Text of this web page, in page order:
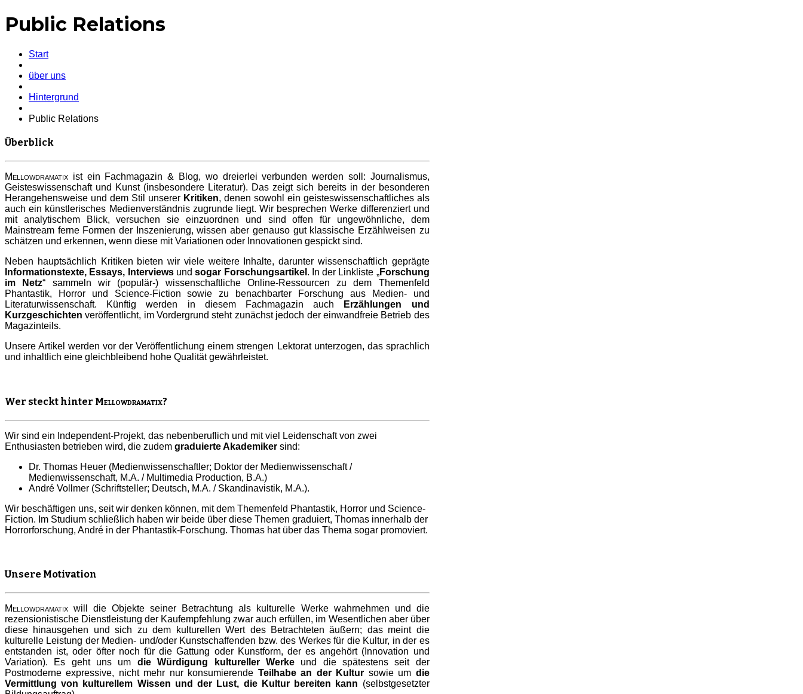
Public Relations
Start
über uns
Hintergrund
Public Relations
Überblick
Mellowdramatix ist ein Fachmagazin & Blog, wo dreierlei verbunden werden soll: Journalismus,
Geisteswissenschaft und Kunst (insbesondere Literatur). Das zeigt sich bereits in der besonderen
Herangehensweise und dem Stil unserer Kritiken, denen sowohl ein geisteswissenschaftliches als
auch ein künstlerisches Medienverständnis zugrunde liegt. Wir besprechen Werke differenziert und
mit analytischem Blick, versuchen sie einzuordnen und sind offen für ungewöhnliche, dem
Mainstream ferne Formen der Inszenierung, wissen aber genauso gut klassische Erzählweisen zu
schätzen und erkennen, wenn diese mit Variationen oder Innovationen gespickt sind.
Neben hauptsächlich Kritiken bieten wir viele weitere Inhalte, darunter wissenschaftlich geprägte
Informationstexte, Essays, Interviewsundsogar Forschungsartikel . In der Linkliste „Forschung
im Netz“ sammeln wir (populär-) wissenschaftliche Online-Ressourcen zu dem Themenfeld
Phantastik, Horror und Science-Fiction sowie zu benachbarter Forschung aus Medien- und
Literaturwissenschaft. Künftig werden in diesem Fachmagazin auch
Erzählungen und
Kurzgeschichten veröffentlicht, im Vordergrund steht zunächst jedoch der einwandfreie Betrieb des
Magazinteils.
Unsere Artikel werden vor der Veröffentlichung einem strengen Lektorat unterzogen, das sprachlich
und inhaltlich eine gleichbleibend hohe Qualität gewährleistet.
Wer steckt hinter Mellowdramatix?
Wir sind ein Independent-Projekt, das nebenberuflich und mit viel Leidenschaft von zwei
Enthusiasten betrieben wird, die zudem graduierte Akademiker sind:
Dr. Thomas Heuer (Medienwissenschaftler; Doktor der Medienwissenschaft /
Medienwissenschaft, M.A. / Multimedia Production, B.A.)
André Vollmer (Schriftsteller; Deutsch, M.A. / Skandinavistik, M.A.).
Wir beschäftigen uns, seit wir denken können, mit dem Themenfeld Phantastik, Horror und Science-
Fiction. Im Studium schließlich haben wir beide über diese Themen graduiert, Thomas innerhalb der
Horrorforschung, André in der Phantastik-Forschung. Thomas hat über das Thema sogar promoviert.
Unsere Motivation
Mellowdramatix will die Objekte seiner Betrachtung als kulturelle Werke wahrnehmen und die
rezensionistische Dienstleistung der Kaufempfehlung zwar auch erfüllen, im Wesentlichen aber über
diese hinausgehen und sich zu dem kulturellen Wert des Betrachteten äußern; das meint die
kulturelle Leistung der Medien- und/oder Kunstschaffenden bzw. des Werkes für die Kultur, in der es
entstanden ist, oder öfter noch für die Gattung oder Kunstform, der es angehört (Innovation und
Variation). Es geht uns um die Würdigung kultureller Werkeund die spätestens seit der
Postmoderne expressive, nicht mehr nur konsumierende Teilhabe an der Kultur sowie um die
Vermittlung von kulturellem Wissen und der Lust, die Kultur bereiten kann (selbstgesetzter